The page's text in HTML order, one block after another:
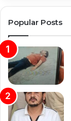
Popular Posts